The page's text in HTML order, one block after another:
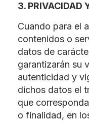
3. PRIVACIDAD
Cuando para el
contenidos o
datos de
garantizarán su
autenticidad y
dichos datos el
que
o finalidad, en